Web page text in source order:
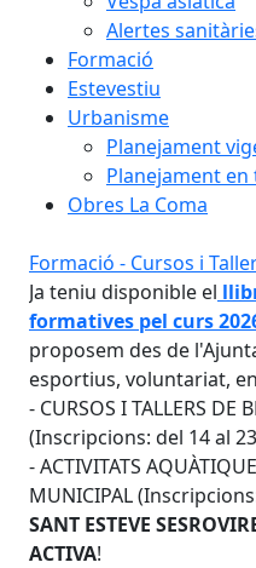
Alertes
Formació
Estevestiu
Urbanisme
Planejament
Planejament
Obres La Coma
Formació - Cursos i
Ja teniu disponible el
formatives pel curs
proposem des de
esportius, voluntariat,
- CURSOS I TALLERS DE
(Inscripcions: del 14 al
- ACTIVITATS
MUNICIPAL
SANT ESTEVE
ACTIVA!